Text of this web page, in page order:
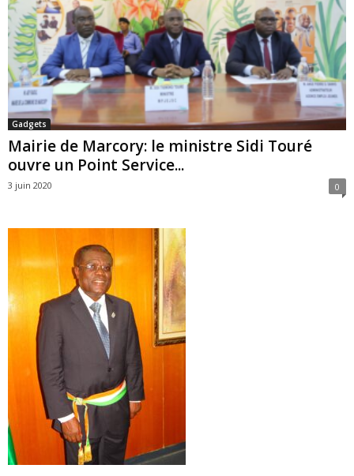
Gadgets
Mairie de Marcory: le ministre Sidi Touré
ouvre un Point Service...
3 juin 2020 0